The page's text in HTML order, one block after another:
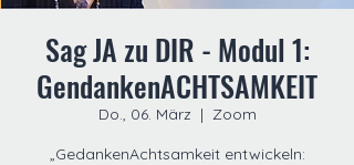
Sag JA zu DIR - Modul 1:
GendankenACHTSAMKEIT
Do., 06. März
  |
Zoom
„GedankenAchtsamkeit entwickeln: